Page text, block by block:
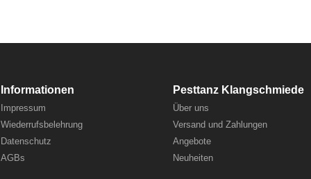
Informationen
Impressum
Wiederrufsbelehrung
Datenschutz
AGBs
Pesttanz Klangschmiede
Über uns
Versand und Zahlungen
Angebote
Neuheiten